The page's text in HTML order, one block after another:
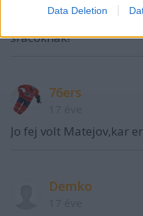
Data Deletion
A Vladót meg
srácoknak!
76ers
Jo fej volt Matejov,kar
Demko